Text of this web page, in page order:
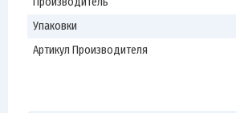
Упаковки
Артикул Производителя